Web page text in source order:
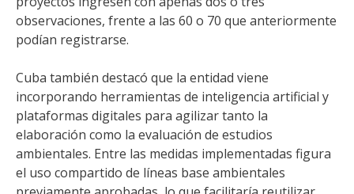
observaciones, frente a las 60 o 70 que anteriormente
podían registrarse.
Cuba también destacó que la entidad viene
incorporando herramientas de inteligencia artificial y
plataformas digitales para agilizar tanto la
elaboración como la evaluación de estudios
ambientales. Entre las medidas implementadas figura
el uso compartido de líneas base ambientales